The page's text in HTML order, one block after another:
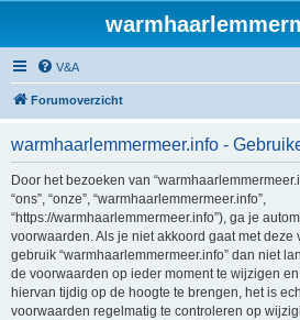
V&A
Forumoverzicht
warmhaarlemmermeer.info -
Door het bezoeken van
“ons”, “onze”, “warmhaarlemmermeer.info”,
“https://warmhaarlemmermeer.info”), ga je
voorwaarden. Als je niet akkoord gaat met deze
gebruik “warmhaarlemmermeer.info” dan niet
de voorwaarden op ieder moment te wijzigen
hiervan tijdig op de hoogte te brengen, het is
voorwaarden regelmatig te controleren op